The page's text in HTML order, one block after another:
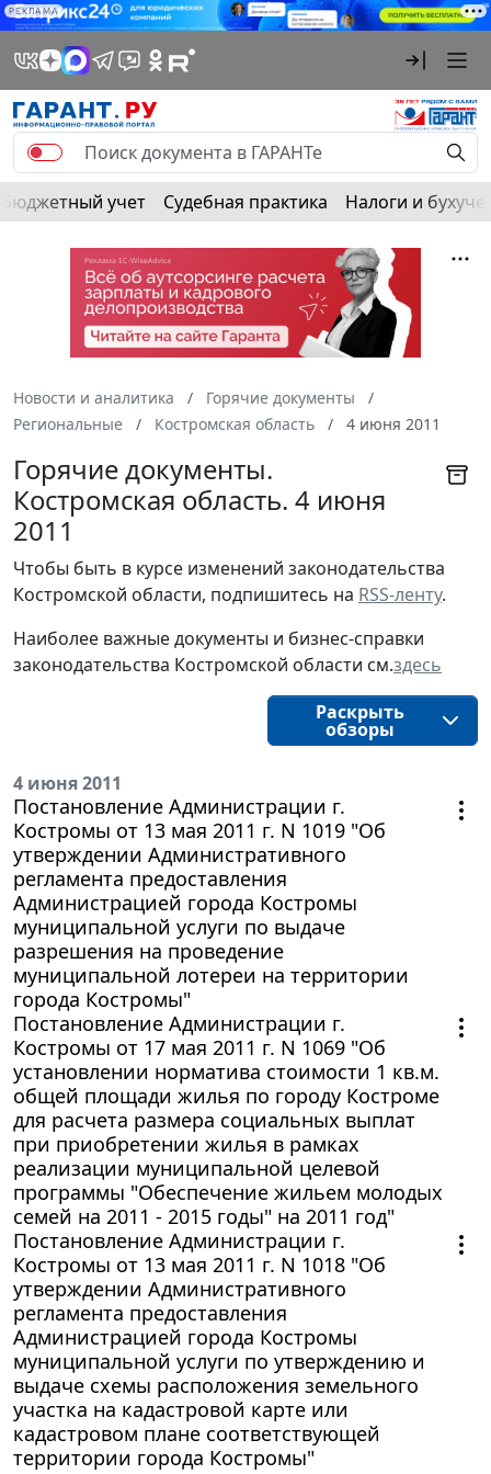
РЕКЛАМА
Бюджетный учет Судебная практика Налоги и
Новости и аналитика
Горячие документы
Региональные
Костромская область 4 июня 2011
Горячие документы.
Костромская область. 4 июня
2011
Чтобы быть в курсе изменений законодательства
Костромской области, подпишитесь на RSS-ленту.
Наиболее важные документы и бизнес-справки
законодательства Костромской области см.здесь
Раскрыть
обзоры
4 июня 2011
Постановление Администрации г.
Костромы от 13 мая 2011 г. N 1019 "Об
утверждении Административного
регламента предоставления
Администрацией города Костромы
муниципальной услуги по выдаче
разрешения на проведение
муниципальной лотереи на территории
города Костромы"
Постановление Администрации г.
Костромы от 17 мая 2011 г. N 1069 "Об
установлении норматива стоимости 1 кв.м.
общей площади жилья по городу Костроме
для расчета размера социальных выплат
при приобретении жилья в рамках
реализации муниципальной целевой
программы "Обеспечение жильем молодых
семей на 2011 - 2015 годы" на 2011 год"
Постановление Администрации г.
Костромы от 13 мая 2011 г. N 1018 "Об
утверждении Административного
регламента предоставления
Администрацией города Костромы
муниципальной услуги по утверждению и
выдаче схемы расположения земельного
участка на кадастровой карте или
кадастровом плане соответствующей
территории города Костромы"